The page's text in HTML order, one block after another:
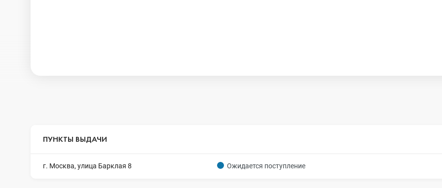
ПУНКТЫ ВЫДАЧИ
г. Москва, улица Барклая 8 Ожидается поступление